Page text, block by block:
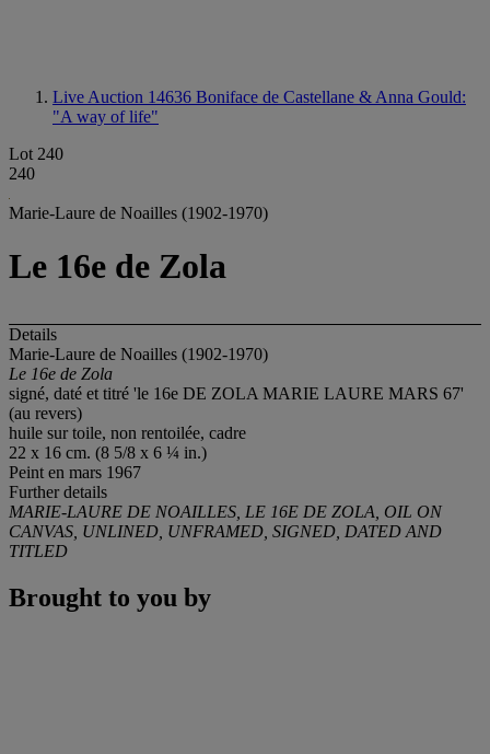
Live Auction 14636 Boniface de Castellane & Anna Gould:
"A way of life"
Lot 240
240
Marie-Laure de Noailles (1902-1970)
Le 16e de Zola
Details
Marie-Laure de Noailles (1902-1970)
Le 16e de Zola
signé, daté et titré 'le 16e DE ZOLA MARIE LAURE MARS 67'
(au revers)
huile sur toile, non rentoilée, cadre
22 x 16 cm. (8 5/8 x 6 ¼ in.)
Peint en mars 1967
Further details
MARIE-LAURE DE NOAILLES, LE 16E DE ZOLA, OIL ON
CANVAS, UNLINED, UNFRAMED, SIGNED, DATED AND
TITLED
Brought to you by